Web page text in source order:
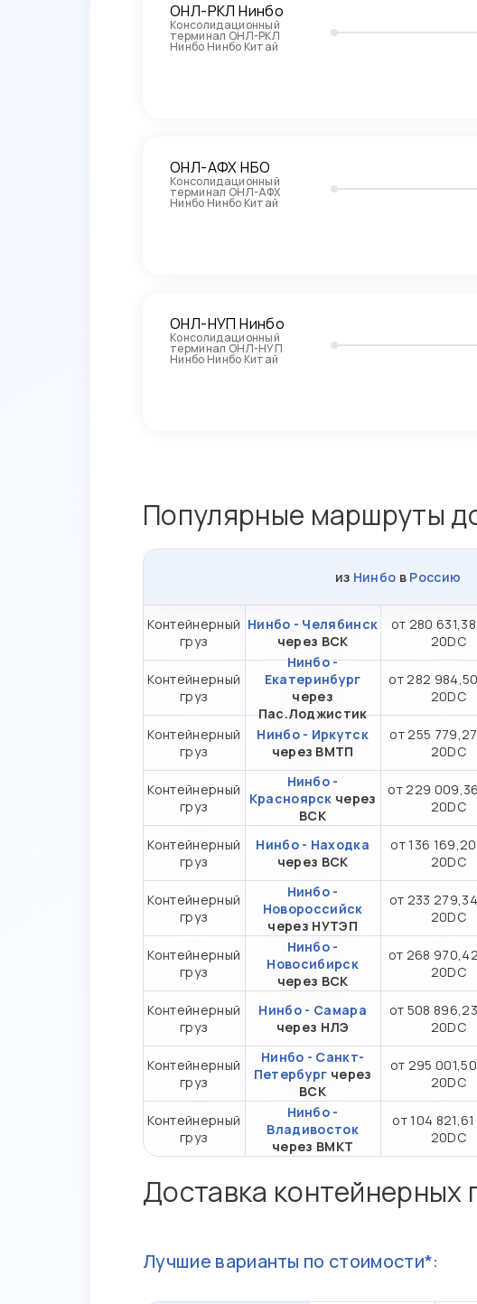
ОНЛ-РКЛ Нинбо
Консолидационный
терминал ОНЛ-РКЛ
Нинбо Нинбо Китай
ОНЛ-АФХ НБО
Консолидационный
терминал ОНЛ-АФХ
Нинбо Нинбо Китай
ОНЛ-НУП Нинбо
Консолидационный
терминал ОНЛ-НУП
Нинбо Нинбо Китай
Популярные маршруты
из Нинбо в Россию
Контейнерный
груз
Нинбо - Челябинск
через ВСК
от 280
20DC
Контейнерный
груз
Нинбо -
Екатеринбург
через
Пас.Лоджистик
от 282
20DC
Контейнерный
груз
Нинбо - Иркутск
через ВМТП
от 255
20DC
Контейнерный
груз
Нинбо -
Красноярск через
ВСК
от 229
20DC
Контейнерный
груз
Нинбо - Находка
через ВСК
от 136
20DC
Контейнерный
груз
Нинбо -
Новороссийск
через НУТЭП
от 233
20DC
Контейнерный
груз
Нинбо -
Новосибирск
через ВСК
от 268
20DC
Контейнерный
груз
Нинбо - Самара
через НЛЭ
от 508
20DC
Контейнерный
груз
Нинбо - Санкт-
Петербург через
ВСК
от 295
20DC
Контейнерный
груз
Нинбо -
Владивосток
через ВМКТ
от 104
20DC
Доставка контейнерных
Лучшие варианты по стоимости*: